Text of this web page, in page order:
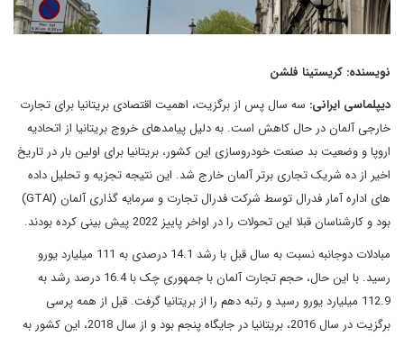
نویسنده: کریستینا فلشن
دیپلماسی ایرانی: سه سال پس از برگزیت، اهمیت اقتصادی بریتانیا برای تجارت
خارجی آلمان در حال کاهش است. به دلیل پیامدهای خروج بریتانیا از اتحادیه
اروپا و وضعیت بد صنعت خودروسازی این کشور، بریتانیا برای اولین بار در تاریخ
اخیر از ده شریک تجاری برتر آلمان خارج شد. این نتیجه تجزیه و تحلیل داده
های اداره آمار فدرال توسط شرکت فدرال تجارت و سرمایه گذاری آلمان (GTAI)
بود و کارشناسان قبلا این تحولات را در اواخر پاییز 2022 پیش بینی کرده بودند.
مبادلات دوجانبه نسبت به سال قبل با رشد 14.1 درصدی به 111 میلیارد یورو
رسید. با این حال، حجم تجارت آلمان با جمهوری چک با 16.4 درصد رشد به
112.9 میلیارد یورو رسید و رتبه دهم را از بریتانیا گرفت. قبل از همه پرسی
برگزیت در سال 2016، بریتانیا در جایگاه پنجم بود و از سال 2018، این کشور به